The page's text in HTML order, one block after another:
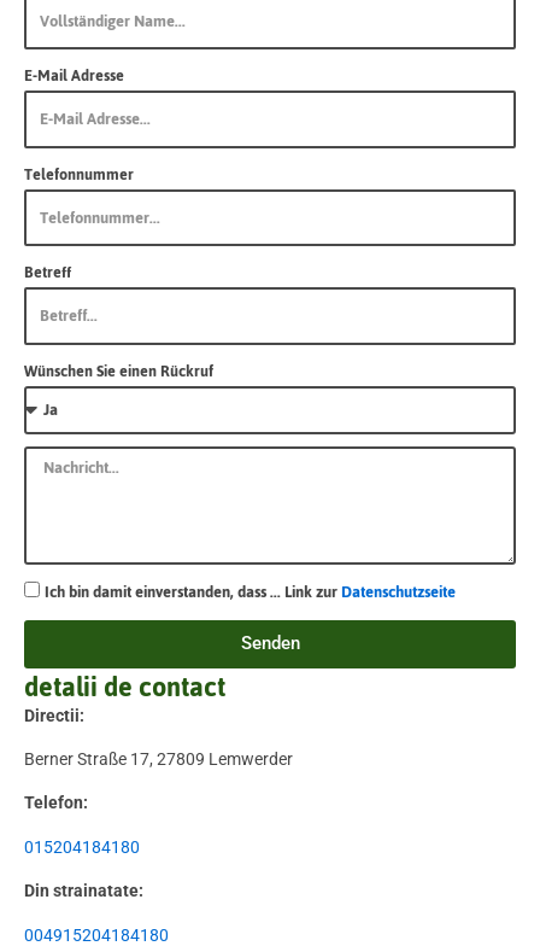
E-Mail Adresse
Telefonnummer
Betreff
Wünschen Sie einen Rückruf
Ich bin damit einverstanden, dass ... Link zurDatenschutzseite
Senden
detalii de contact
Directii:
Berner Straße 17, 27809 Lemwerder
Telefon:
015204184180
Din strainatate:
004915204184180